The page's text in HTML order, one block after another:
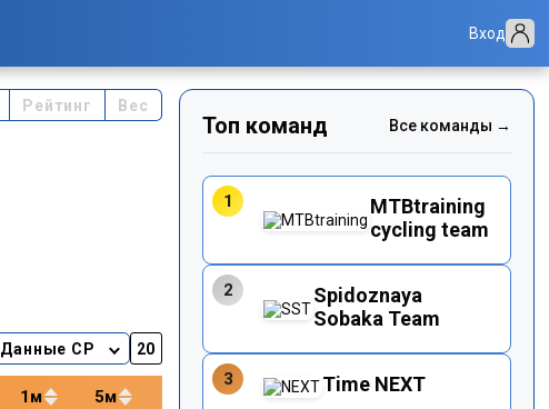
Вход
Рейтинг Вес
Данные CP
1м 5м 20м 40м
Топ команд Все команды →
1
MTBtraining
cycling team
2
Spidoznaya
Sobaka Team
3 Time NEXT